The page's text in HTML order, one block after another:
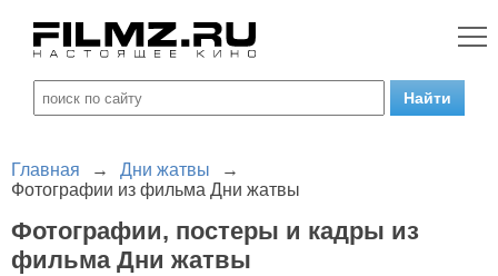
Главная → Дни жатвы
→
Фотографии из фильма Дни жатвы
Фотографии, постеры и кадры из
фильма Дни жатвы